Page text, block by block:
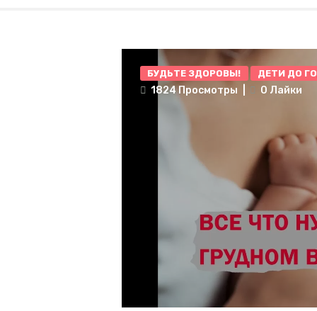
БУДЬТЕ ЗДОРОВЫ! ДЕТИ ДО
1824Просмотры 0 Лайки